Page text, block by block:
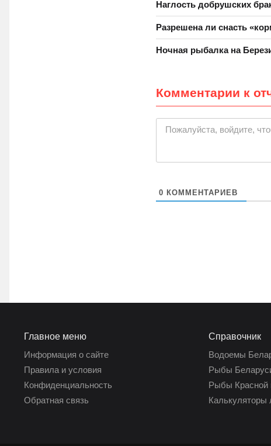
Наглость добрушских
Разрешена ли снасть
Ночная рыбалка на
Комментарии к
Пожалуйста, войдите,
0 КОММЕНТАРИЕВ
Главное меню
Информация о сайте
Правила и условия
Конфиденциальность
Обратная связь
Справочник
Водоемы
Рыбы
Рыбы Красной
Калькуляторы